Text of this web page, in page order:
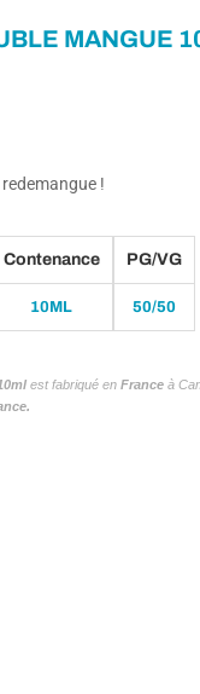
MANGUE
redemangue !
Contenance
10ML
PG/VG
50/50
est fabriqué en France à